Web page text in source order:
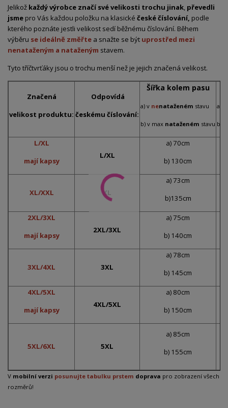
Jelikož každý výrobce značí své velikosti trochu jinak, převedli
jsme pro Vás každou položku na klasické české číslování, podle
kterého poznáte jestli velikost sedí běžnému číslování. Během
výběru se ideálně změřte a snažte se být uprostřed mezi
nenataženým a nataženým stavem.
Tyto tříčtvrťáky jsou o trochu menší než je jejich značená velikost.
Značená
velikost produktu:
Odpovídá
českému číslování:
Šířka kolem pasu
a) v nenataženém stavu
b) v max nataženém stavu
a) v
b)
L/XL
mají kapsy
L/XL
a) 70cm
b) 130cm
XL/XXL XL
a) 73cm
b)135cm
2XL/3XL
mají kapsy
2XL/3XL
a) 75cm
b) 140cm
3XL/4XL 3XL
a) 78cm
b) 145cm
4XL/5XL
mají kapsy
4XL/5XL
a) 80cm
b) 150cm
5XL/6XL 5XL
a) 85cm
b) 155cm
V mobilní verzi posunujte tabulku prstem doprava pro zobrazení všech
rozměrů!